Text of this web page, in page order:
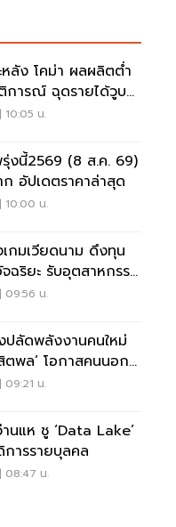
ลัง โคม่า ผลผลิตต่ำ
การณ์ ฉุดรายได้วูบ
ล้าน
10:05 น.
งนี้2569 (8 ส.ค. 69)
อัปเดตราคาล่าสุด
10:00 น.
เกมเวียดนาม ดึงทุน
ฉริยะ รับอุตสาหกรรม
09:56 น.
ปลัดพลังงานคนใหม่
าสคนนอก
09:21 น.
นแห ชู ‘Data Lake’
ารรายบุลคล
08:47 น.